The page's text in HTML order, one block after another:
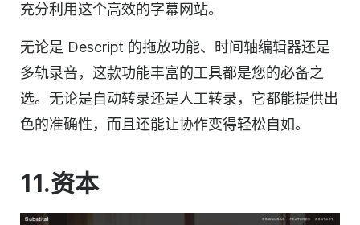
充分利用这个高效的字幕网站。
无论是 Descript 的拖放功能、时间轴编辑器还是
多轨录音，这款功能丰富的工具都是您的必备之
选。无论是自动转录还是人工转录，它都能提供出
色的准确性，而且还能让协作变得轻松自如。
11.资本